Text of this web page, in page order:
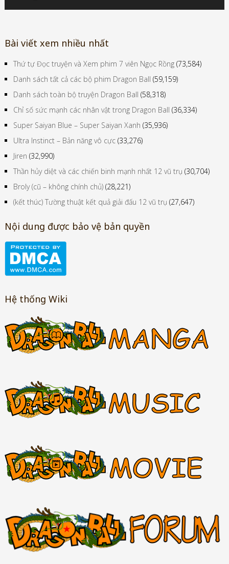
Bài viết xem nhiều nhất
Thứ tự Đọc truyện và Xem phim 7 viên Ngọc Rồng (73,584)
Danh sách tất cả các bộ phim Dragon Ball (59,159)
Danh sách toàn bộ truyện Dragon Ball (58,318)
Chỉ số sức mạnh các nhân vật trong Dragon Ball (36,334)
Super Saiyan Blue – Super Saiyan Xanh (35,936)
Ultra Instinct – Bản năng vô cực (33,276)
Jiren (32,990)
Thần hủy diệt và các chiến binh mạnh nhất 12 vũ trụ (30,704)
Broly (cũ – không chính chủ) (28,221)
(kết thúc) Tường thuật kết quả giải đấu 12 vũ trụ (27,647)
Nội dung được bảo vệ bản quyền
Hệ thống Wiki